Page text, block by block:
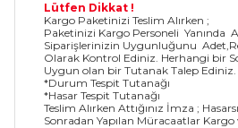
Lütfen Dikkat !
Kargo Paketinizi Teslim Alırken ;
Paketinizi Kargo Personeli Yanında
Siparişlerinizin Uygunluğunu
Olarak Kontrol Ediniz. Herhangi bir
Uygun olan bir Tutanak Talep Ediniz.
*Durum Tespit Tutanağı
*Hasar Tespit Tutanağı
Teslim Alırken Attığınız İmza ;
Sonradan Yapılan Müracaatlar